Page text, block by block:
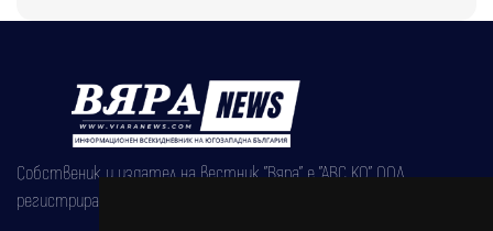
Собственик и издател на вестник "Вяра" е "АВС КО" ООД,
регистрирана на 08.05.2002 година.